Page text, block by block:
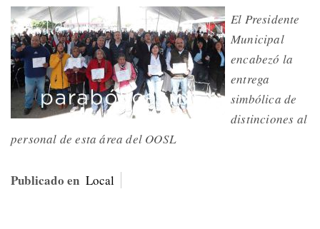
El Presidente
Municipal
encabezó la
entrega
simbólica de
distinciones al
personal de esta área del OOSL
Publicado en Local